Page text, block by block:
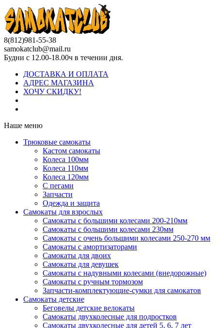
8(812)981-55-38
samokatclub@mail.ru
Будни с 12.00-18.00ч в течении дня.
ДОСТАВКА И ОПЛАТА
АДРЕС МАГАЗИНА
ХОЧУ СКИДКУ!
Наше меню
Трюковые самокаты
Кастом самокаты
Колеса 100мм
Колеса 110мм
Колеса 120мм
С пегами
Запчасти
Одежда и защита
Самокаты для взрослых
Самокаты с большими колесами 200-210мм
Самокаты с большими колесами 230мм
Самокаты с очень большими колесами 250-270 мм
Самокаты с амортизаторами
Самокаты для двоих
Самокаты для девушек
Самокаты с надувными колесами (внедорожные)
Самокаты с ручным тормозом
Запчасти-комплектующие-сумки для самокатов
Самокаты детские
Беговелы детские велокаты
Самокаты двухколесные для подростков
Самокаты двухколесные для детей 5, 6, 7 лет